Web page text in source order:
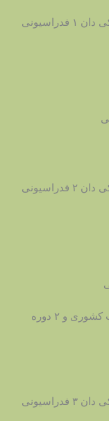
ارائه گواهی شرکت در ۱ دوره مسابقات کشوری و ۲ دوره